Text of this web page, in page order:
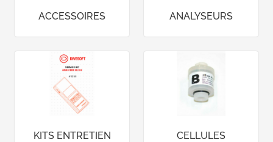
ACCESSOIRES ANALYSEURS
KITS ENTRETIEN CELLULES